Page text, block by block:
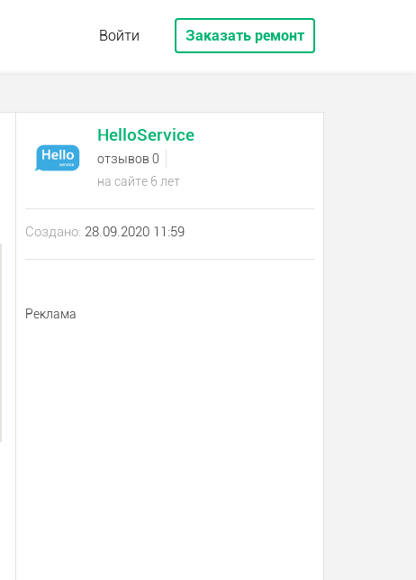
Войти Заказать ремонт
HelloService
отзывов 0
на сайте 6 лет
Создано: 28.09.2020 11:59
Реклама